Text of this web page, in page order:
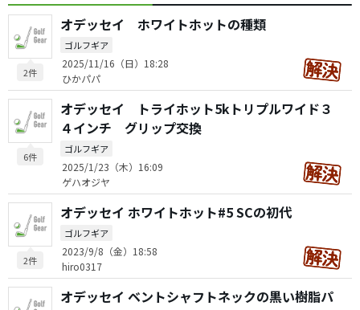
2件
オデッセイ ホワイトホットの種類
ゴルフギア
2025/11/16（日）18:28
ひかパパ
6件
オデッセイ トライホット5kトリプルワイド３
４インチ グリップ交換
ゴルフギア
2025/1/23（木）16:09
ゲハオジヤ
2件
オデッセイ ホワイトホット#5 SCの初代
ゴルフギア
2023/9/8（金）18:58
hiro0317
オデッセイ ベントシャフトネックの黒い樹脂パ